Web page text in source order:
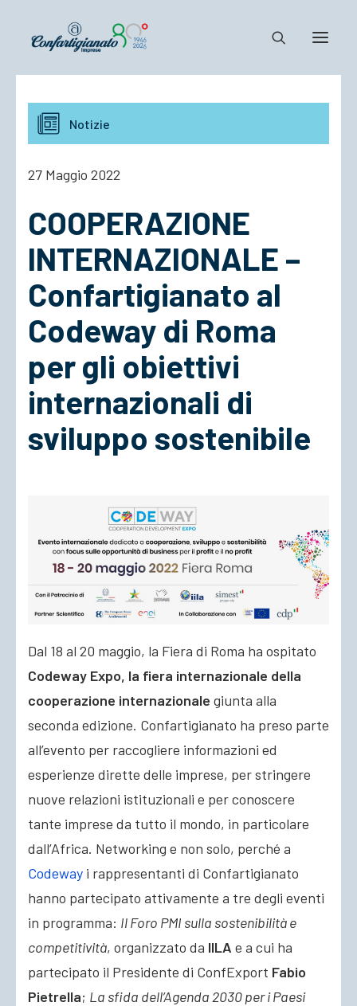
Notizie e Documenti
Confartigianato
Cosa Facciamo
ACCEDI
Notizie
27 Maggio 2022
COOPERAZIONE
INTERNAZIONALE –
Confartigianato al
Codeway di Roma
per gli obiettivi
internazionali di
sviluppo sostenibile
Dal 18 al 20 maggio, la Fiera di Roma ha ospitato
Codeway Expo, la fiera internazionale della
cooperazione internazionale giunta alla
seconda edizione. Confartigianato ha preso parte
all’evento per raccogliere informazioni ed
esperienze dirette delle imprese, per stringere
nuove relazioni istituzionali e per conoscere
tante imprese da tutto il mondo, in particolare
dall’Africa. Networking e non solo, perché a
Codeway i rappresentanti di Confartigianato
hanno partecipato attivamente a tre degli eventi
in programma: Il Foro PMI sulla sostenibilità e
competitività, organizzato da IILA e a cui ha
partecipato il Presidente di ConfExport Fabio
Pietrella; La sfida dell’Agenda 2030 per i Paesi